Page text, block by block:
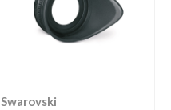
Swarovski